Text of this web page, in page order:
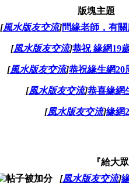
版塊主題
[風水版友交流]問緣老師，有
[風水版友交流]恭祝 緣網19
[風水版友交流]恭祝緣生網20
[風水版友交流]恭喜緣網
[風水版友交流]緣網
『給大
[風水版友交流]